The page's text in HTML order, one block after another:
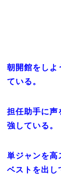
朝開館をしよ
ている。
担任助手に声
強している。
単ジャンを高
ベストを出し